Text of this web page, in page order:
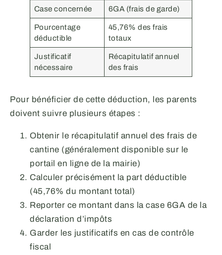
Case concernée 6GA (frais de garde)
Pourcentage
déductible
45,76% des frais
totaux
Justificatif
nécessaire
Récapitulatif annuel
des frais
Pour bénéficier de cette déduction, les parents
doivent suivre plusieurs étapes :
Obtenir le récapitulatif annuel des frais de
cantine (généralement disponible sur le
portail en ligne de la mairie)
Calculer précisément la part déductible
(45,76% du montant total)
Reporter ce montant dans la case 6GA de la
déclaration d’impôts
Garder les justificatifs en cas de contrôle
fiscal